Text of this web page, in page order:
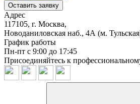
Оставить заявку
Адрес
117105, г. Москва,
Новоданиловская наб., 4А (м.
График работы
Пн-пт с 9:00 до 17:45
Присоединяйтесь к